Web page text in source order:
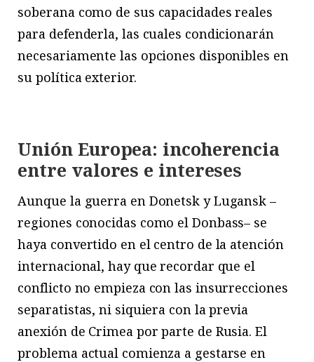
soberana como de sus capacidades reales
para defenderla, las cuales condicionarán
necesariamente las opciones disponibles en
su política exterior.
Unión Europea: incoherencia
entre valores e intereses
Aunque la guerra en Donetsk y Lugansk –
regiones conocidas como el Donbass– se
haya convertido en el centro de la atención
internacional, hay que recordar que el
conflicto no empieza con las insurrecciones
separatistas, ni siquiera con la previa
anexión de Crimea por parte de Rusia. El
problema actual comienza a gestarse en